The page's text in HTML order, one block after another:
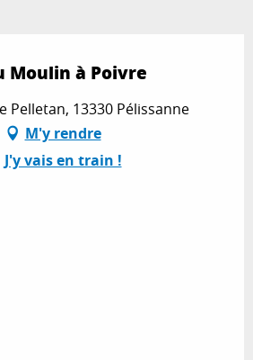
Moulin à Poivre
Pelletan, 13330 Pélissanne
M'y rendre
J'y vais en train !